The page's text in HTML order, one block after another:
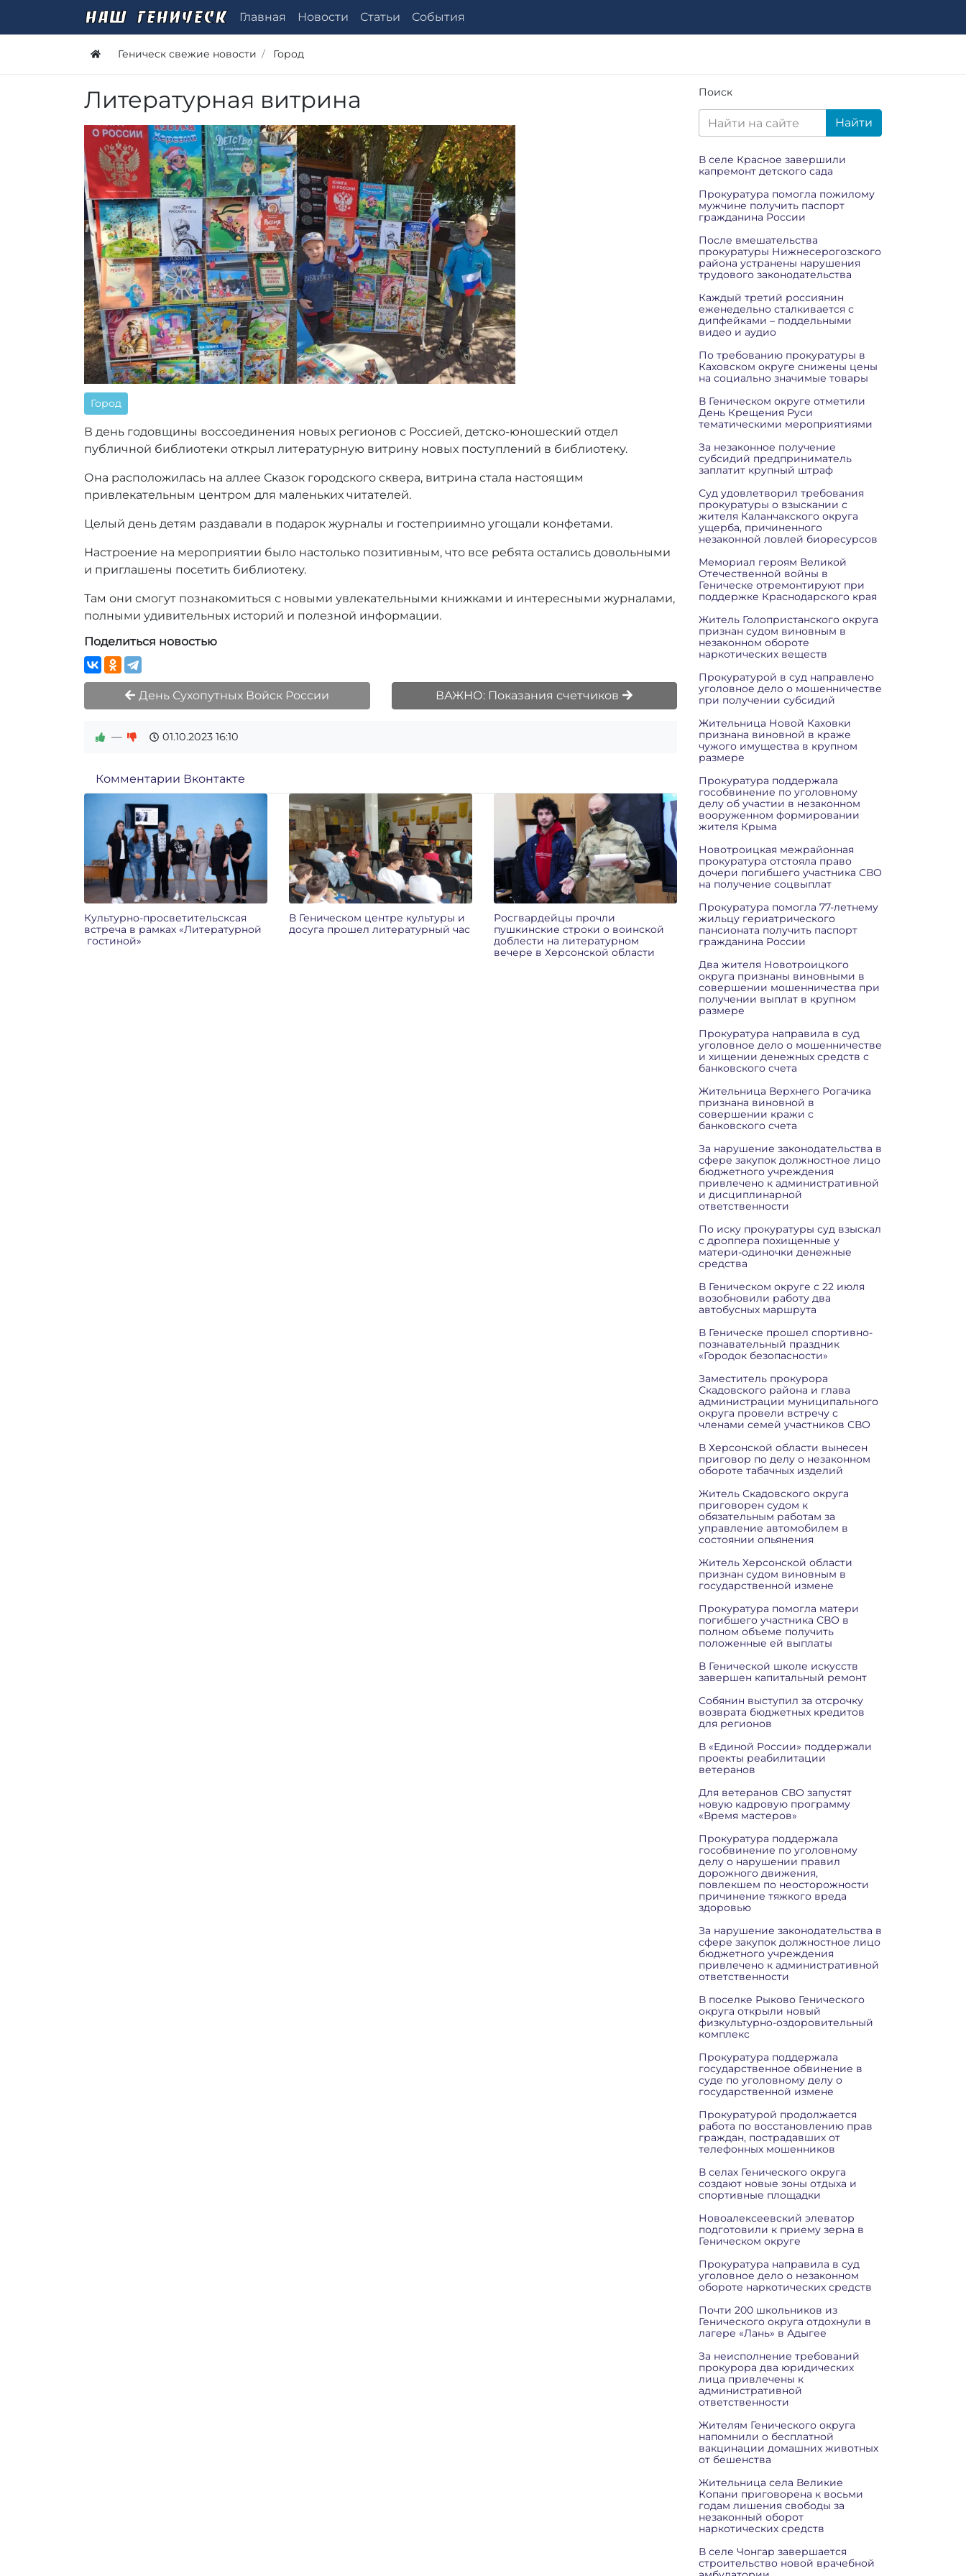
Главная Новости Статьи События
Геническ свежие новости Город
Литературная витрина
Город
В день годовщины воссоединения новых регионов с Россией, детско-юношеский отдел
публичной библиотеки открыл литературную витрину новых поступлений в библиотеку.
Она расположилась на аллее Сказок городского сквера, витрина стала настоящим
привлекательным центром для маленьких читателей.
Целый день детям раздавали в подарок журналы и гостеприимно угощали конфетами.
Настроение на мероприятии было настолько позитивным, что все ребята остались довольными
и приглашены посетить библиотеку.
Там они смогут познакомиться с новыми увлекательными книжками и интересными журналами,
полными удивительных историй и полезной информации.
Поделиться новостью
День Сухопутных Войск России ВАЖНО: Показания счетчиков
— 01.10.2023 16:10
Комментарии Вконтакте
Культурно-просветительсксая
встреча в рамках «Литературной
гостиной»
В Геническом центре культуры и
досуга прошел литературный час
Росгвардейцы прочли
пушкинские строки о воинской
доблести на литературном
вечере в Херсонской области
Поиск
Найти
В селе Красное завершили
капремонт детского сада
Прокуратура помогла пожилому
мужчине получить паспорт
гражданина России
После вмешательства
прокуратуры Нижнесерогозского
района устранены нарушения
трудового законодательства
Каждый третий россиянин
еженедельно сталкивается с
дипфейками – поддельными
видео и аудио
По требованию прокуратуры в
Каховском округе снижены цены
на социально значимые товары
В Геническом округе отметили
День Крещения Руси
тематическими мероприятиями
За незаконное получение
субсидий предприниматель
заплатит крупный штраф
Суд удовлетворил требования
прокуратуры о взыскании с
жителя Каланчакского округа
ущерба, причиненного
незаконной ловлей биоресурсов
Мемориал героям Великой
Отечественной войны в
Геническе отремонтируют при
поддержке Краснодарского края
Житель Голопристанского округа
признан судом виновным в
незаконном обороте
наркотических веществ
Прокуратурой в суд направлено
уголовное дело о мошенничестве
при получении субсидий
Жительница Новой Каховки
признана виновной в краже
чужого имущества в крупном
размере
Прокуратура поддержала
гособвинение по уголовному
делу об участии в незаконном
вооруженном формировании
жителя Крыма
Новотроицкая межрайонная
прокуратура отстояла право
дочери погибшего участника СВО
на получение соцвыплат
Прокуратура помогла 77-летнему
жильцу гериатрического
пансионата получить паспорт
гражданина России
Два жителя Новотроицкого
округа признаны виновными в
совершении мошенничества при
получении выплат в крупном
размере
Прокуратура направила в суд
уголовное дело о мошенничестве
и хищении денежных средств с
банковского счета
Жительница Верхнего Рогачика
признана виновной в
совершении кражи с
банковского счета
За нарушение законодательства в
сфере закупок должностное лицо
бюджетного учреждения
привлечено к административной
и дисциплинарной
ответственности
По иску прокуратуры суд взыскал
с дроппера похищенные у
матери-одиночки денежные
средства
В Геническом округе с 22 июля
возобновили работу два
автобусных маршрута
В Геническе прошел спортивно-
познавательный праздник
«Городок безопасности»
Заместитель прокурора
Скадовского района и глава
администрации муниципального
округа провели встречу с
членами семей участников СВО
В Херсонской области вынесен
приговор по делу о незаконном
обороте табачных изделий
Житель Скадовского округа
приговорен судом к
обязательным работам за
управление автомобилем в
состоянии опьянения
Житель Херсонской области
признан судом виновным в
государственной измене
Прокуратура помогла матери
погибшего участника СВО в
полном объеме получить
положенные ей выплаты
В Генической школе искусств
завершен капитальный ремонт
Собянин выступил за отсрочку
возврата бюджетных кредитов
для регионов
В «Единой России» поддержали
проекты реабилитации
ветеранов
Для ветеранов СВО запустят
новую кадровую программу
«Время мастеров»
Прокуратура поддержала
гособвинение по уголовному
делу о нарушении правил
дорожного движения,
повлекшем по неосторожности
причинение тяжкого вреда
здоровью
За нарушение законодательства в
сфере закупок должностное лицо
бюджетного учреждения
привлечено к административной
ответственности
В поселке Рыково Генического
округа открыли новый
физкультурно-оздоровительный
комплекс
Прокуратура поддержала
государственное обвинение в
суде по уголовному делу о
государственной измене
Прокуратурой продолжается
работа по восстановлению прав
граждан, пострадавших от
телефонных мошенников
В селах Генического округа
создают новые зоны отдыха и
спортивные площадки
Новоалексеевский элеватор
подготовили к приему зерна в
Геническом округе
Прокуратура направила в суд
уголовное дело о незаконном
обороте наркотических средств
Почти 200 школьников из
Генического округа отдохнули в
лагере «Лань» в Адыгее
За неисполнение требований
прокурора два юридических
лица привлечены к
административной
ответственности
Жителям Генического округа
напомнили о бесплатной
вакцинации домашних животных
от бешенства
Жительница села Великие
Копани приговорена к восьми
годам лишения свободы за
незаконный оборот
наркотических средств
В селе Чонгар завершается
строительство новой врачебной